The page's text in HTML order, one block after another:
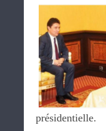
présidentielle.